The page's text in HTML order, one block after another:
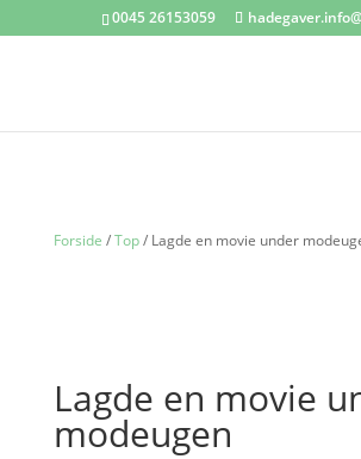
0045 26153059
Forside /Top/ Lagde en movie under
Lagde en movie
modeugen